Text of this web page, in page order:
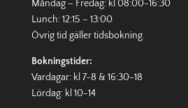
Måndag – Fredag: kl 08:00-16:30
Lunch: 12:15 – 13:00
Övrig tid gällertidsbokning.
Bokningstider:
Vardagar: kl 7-8 & 16:30-18
Lördag: kl 10-14